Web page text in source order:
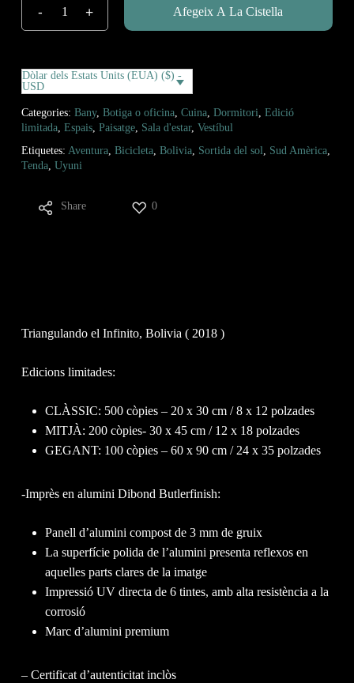
Afegeix A La Cistella
Dòlar dels Estats Units (EUA) ($) -
USD
Categories: Bany, Botiga o oficina, Cuina, Dormitori, Edició
limitada, Espais, Paisatge, Sala d'estar, Vestíbul
Etiquetes: Aventura, Bicicleta, Bolivia, Sortida del sol, Sud Amèrica,
Tenda, Uyuni
Share 0
Triangulando el Infinito, Bolivia ( 2018 )
Edicions limitades:
CLÀSSIC: 500 còpies – 20 x 30 cm / 8 x 12 polzades
MITJÀ: 200 còpies- 30 x 45 cm / 12 x 18 polzades
GEGANT: 100 còpies – 60 x 90 cm / 24 x 35 polzades
-Imprès en alumini Dibond Butlerfinish:
Panell d’alumini compost de 3 mm de gruix
La superfície polida de l’alumini presenta reflexos en
aquelles parts clares de la imatge
Impressió UV directa de 6 tintes, amb alta resistència a la
corrosió
Marc d’alumini premium
– Certificat d’autenticitat inclòs